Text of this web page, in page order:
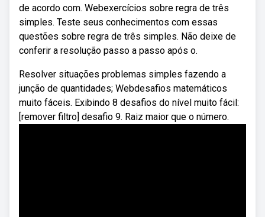
de acordo com. Webexercícios sobre regra de três
simples. Teste seus conhecimentos com essas
questões sobre regra de três simples. Não deixe de
conferir a resolução passo a passo após o.
Resolver situações problemas simples fazendo a
junção de quantidades; Webdesafios matemáticos
muito fáceis. Exibindo 8 desafios do nível muito fácil:
[remover filtro] desafio 9. Raiz maior que o número.